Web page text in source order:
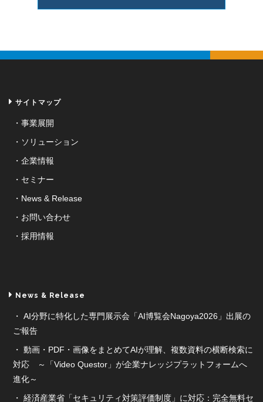
サイトマップ
事業展開
ソリューション
企業情報
セミナー
News & Release
お問い合わせ
採用情報
News & Release
AI分野に特化した専門展示会「AI博覧会Nagoya2026」出展の
ご報告
動画・PDF・画像をまとめてAIが理解、複数資料の横断検索に
対応 ～「Video Questor」が企業ナレッジプラットフォームへ
進化～
経済産業省「セキュリティ対策評価制度」に対応：完全無料セ